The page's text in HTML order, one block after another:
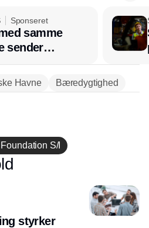
Sponseret
samme
sender
videre
Havne Bæredygtighed
S/I
Annonce
styrker